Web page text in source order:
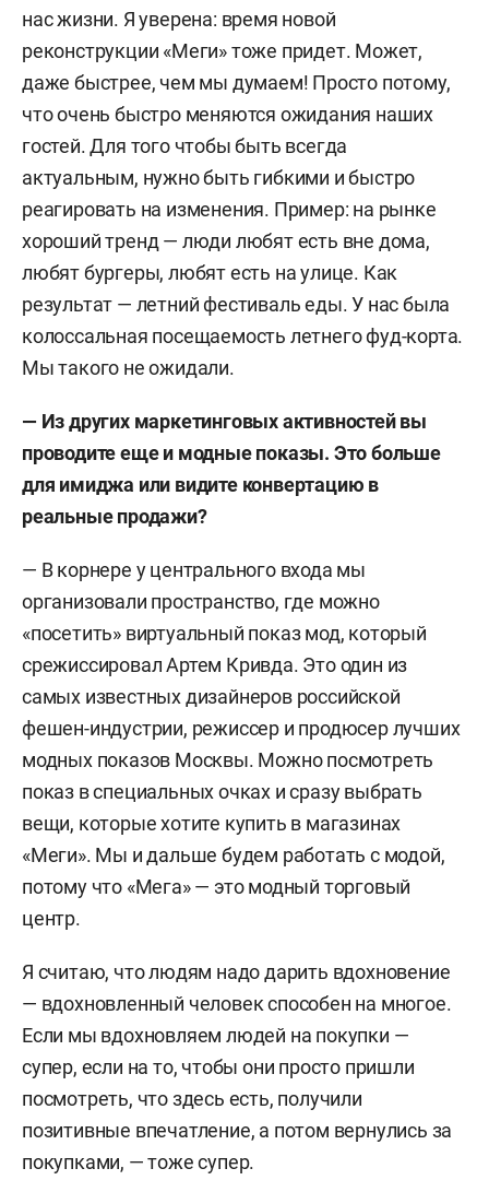
нас жизни. Я уверена: время новой
реконструкции «Меги» тоже придет. Может,
даже быстрее, чем мы думаем! Просто потому,
что очень быстро меняются ожидания наших
гостей. Для того чтобы быть всегда
актуальным, нужно быть гибкими и быстро
реагировать на изменения. Пример: на рынке
хороший тренд — люди любят есть вне дома,
любят бургеры, любят есть на улице. Как
результат — летний фестиваль еды. У нас была
колоссальная посещаемость летнего фуд-корта.
Мы такого не ожидали.
— Из других маркетинговых активностей вы
проводите еще и модные показы. Это больше
для имиджа или видите конвертацию в
реальные продажи?
— В корнере у центрального входа мы
организовали пространство, где можно
«посетить» виртуальный показ мод, который
срежиссировал Артем Кривда. Это один из
самых известных дизайнеров российской
фешен-индустрии, режиссер и продюсер лучших
модных показов Москвы. Можно посмотреть
показ в специальных очках и сразу выбрать
вещи, которые хотите купить в магазинах
«Меги». Мы и дальше будем работать с модой,
потому что «Мега» — это модный торговый
центр.
Я считаю, что людям надо дарить вдохновение
— вдохновленный человек способен на многое.
Если мы вдохновляем людей на покупки —
супер, если на то, чтобы они просто пришли
посмотреть, что здесь есть, получили
позитивные впечатление, а потом вернулись за
покупками, — тоже супер.